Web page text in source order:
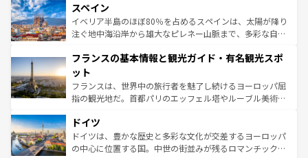
ろん、トスカーナの美しい田園風景やアマルフィ海岸の絶
景など、自然景観も見逃せない。観光の合間には、本場の
ピザやパスタなど、絶品のイタリア料理を堪能することも
ませてくれるイタリアで、忘れられない旅をしてみよう！
なお、新着のイタリア情報は
しい。
スペイン
イベリア半島のほぼ80％を占めるスペインは、太陽が降り
注ぐ地中海沿岸から雄大なピレネー山脈まで、多彩な自然
文化が根付くこの国では、情熱的なフラメンコ、熱気あふ
れる闘牛、そして美味しいタパスが生活の一部となってい
る。首都マドリードの洗練された雰囲気や、バルセロナの
アートに溢れた街角から、地方では古代ローマ遺跡や中世
せる。地方によって風土や気候が異なるスペインはその個
性で訪れる人を魅了する。 なお、新着のスペイン情報は コ
ンテンツ一覧を参照してほしい。
フランスの基本情報と観光ガイド・有名観光スポ
ット
フランスは、世界中の旅行者を魅了し続けるヨーロッパ屈
指の観光地だ。首都パリのエッフェル塔やルーブル美術館
で、幅広い魅力が詰まっている。華麗な宮殿、歴史的な大
聖堂、美しいビーチ、そして豊かな自然が、訪れる者を心
から魅了する。また、フランスは美食の国としても知ら
ドイツ
ドイツは、豊かな歴史と多彩な文化が交差するヨーロッパ
の中心に位置する国。中世の街並みが残るロマンチック街